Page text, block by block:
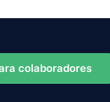
colaboradores